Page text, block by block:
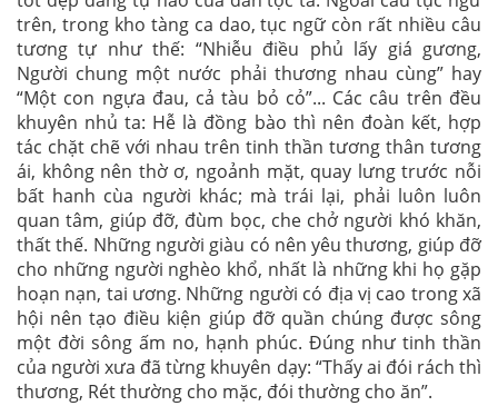
trên, trong kho tàng ca dao, tục ngữ còn rất nhiều câu
tương tự như thế: “Nhiễu điều phủ lấy giá gương,
Người chung một nước phải thương nhau cùng” hay
“Một con ngựa đau, cả tàu bỏ cỏ”... Các câu trên đều
khuyên nhủ ta: Hễ là đồng bào thì nên đoàn kết, hợp
tác chặt chẽ với nhau trên tinh thần tương thân tương
ái, không nên thờ ơ, ngoảnh mặt, quay lưng trước nỗi
bất hanh cùa người khác; mà trái lại, phải luôn luôn
quan tâm, giúp đỡ, đùm bọc, che chở người khó khăn,
thất thế. Những người giàu có nên yêu thương, giúp đỡ
cho những người nghèo khổ, nhất là những khi họ gặp
hoạn nạn, tai ương. Những người có địa vị cao trong xã
hội nên tạo điều kiện giúp đỡ quần chúng được sông
một đời sông ấm no, hạnh phúc. Đúng như tinh thần
của người xưa đã từng khuyên dạy: “Thấy ai đói rách thì
thương, Rét thường cho mặc, đói thường cho ăn”.